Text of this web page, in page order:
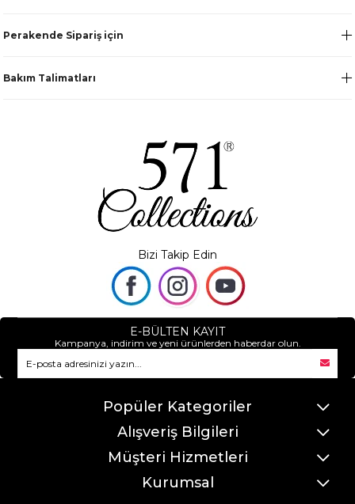
Perakende Sipariş için
Bakım Talimatları
Bizi Takip Edin
E-BÜLTEN KAYIT
Kampanya, indirim ve yeni ürünlerden haberdar olun.
Popüler Kategoriler
Alışveriş Bilgileri
Müşteri Hizmetleri
Kurumsal